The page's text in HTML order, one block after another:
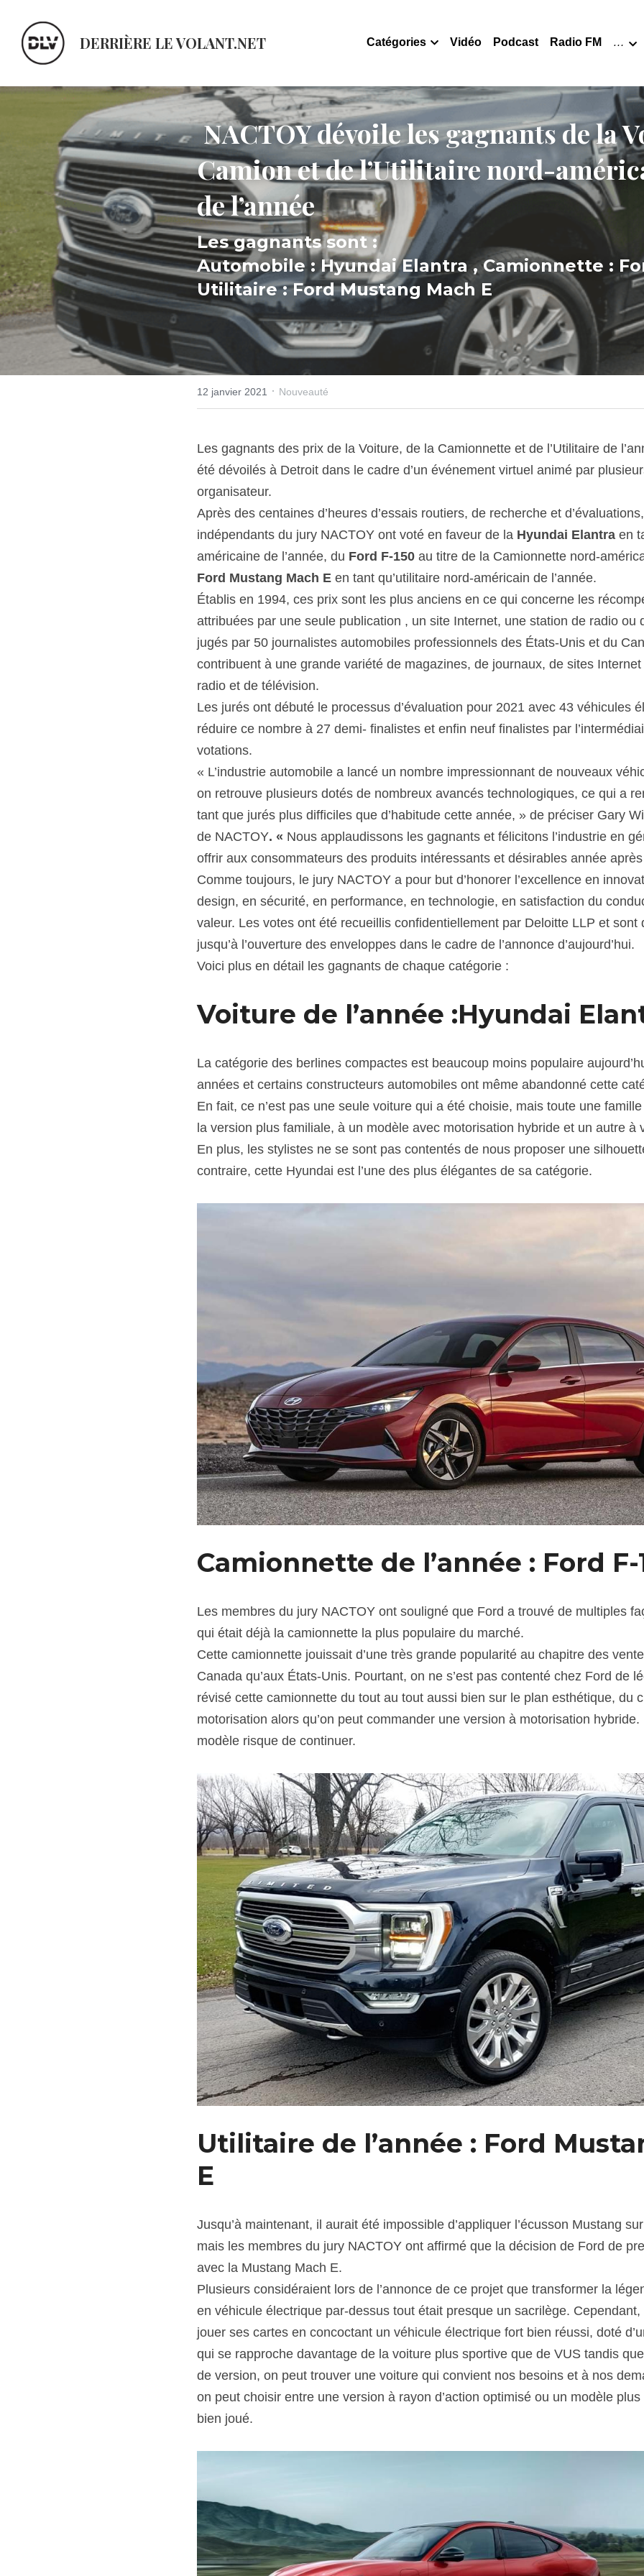
DERRIÈRE LE VOLANT.NET Catégories Vidéo Podcast Radio FM …
NACTOY dévoile les gagnants de la
Camion et de l’Utilitaire nord-
de l’année
Les gagnants sont :
Automobile : Hyundai Elantra , Camionnette :
Utilitaire : Ford Mustang Mach E
12 janvier 2021 · Nouveauté
Les gagnants des prix de la Voiture, de la Camionnette et de l’Utilitaire de
été dévoilés à Detroit dans le cadre d’un événement virtuel animé par
organisateur.
Après des centaines d’heures d’essais routiers, de recherche et
indépendants du jury NACTOY ont voté en faveur de la Hyundai Elantra en
américaine de l’année, du Ford F-150
Ford Mustang Mach E en tant qu’utilitaire nord-américain de l’année.
Établis en 1994, ces prix sont les plus anciens en ce qui concerne les
attribuées par une seule publication , un site Internet, une station de radio ou
jugés par 50 journalistes automobiles professionnels des États-Unis et du
contribuent à une grande variété de magazines, de journaux, de sites
radio et de télévision.
Les jurés ont débuté le processus d’évaluation pour 2021 avec 43 véhicules
réduire ce nombre à 27 demi- finalistes et enfin neuf finalistes par
votations.
« L’industrie automobile a lancé un nombre impressionnant de nouveaux
on retrouve plusieurs dotés de nombreux avancés technologiques, ce qui a
tant que jurés plus difficiles que d’habitude cette année, » de préciser Gary
de NACTOY. « Nous applaudissons les gagnants et félicitons l’industrie en
offrir aux consommateurs des produits intéressants et désirables année
Comme toujours, le jury NACTOY a pour but d’honorer l’excellence en
design, en sécurité, en performance, en technologie, en satisfaction du
valeur. Les votes ont été recueillis confidentiellement par Deloitte LLP et sont
jusqu’à l’ouverture des enveloppes dans le cadre de l’annonce d’aujourd’hui.
Voici plus en détail les gagnants de chaque catégorie :
Voiture de l’année :Hyundai
La catégorie des berlines compactes est beaucoup moins populaire
années et certains constructeurs automobiles ont même abandonné cette
En fait, ce n’est pas une seule voiture qui a été choisie, mais toute une
la version plus familiale, à un modèle avec motorisation hybride et un autre à
En plus, les stylistes ne se sont pas contentés de nous proposer une
contraire, cette Hyundai est l’une des plus élégantes de sa catégorie.
Camionnette de l’année : Ford F-
Les membres du jury NACTOY ont souligné que Ford a trouvé de multiples
qui était déjà la camionnette la plus populaire du marché.
Cette camionnette jouissait d’une très grande popularité au chapitre des
Canada qu’aux États-Unis. Pourtant, on ne s’est pas contenté chez Ford de
révisé cette camionnette du tout au tout aussi bien sur le plan esthétique, du
motorisation alors qu’on peut commander une version à motorisation
modèle risque de continuer.
Utilitaire de l’année : Ford
E
Jusqu’à maintenant, il aurait été impossible d’appliquer l’écusson Mustang
mais les membres du jury NACTOY ont affirmé que la décision de Ford de
avec la Mustang Mach E.
Plusieurs considéraient lors de l’annonce de ce projet que transformer la
en véhicule électrique par-dessus tout était presque un sacrilège.
jouer ses cartes en concoctant un véhicule électrique fort bien réussi, doté
qui se rapproche davantage de la voiture plus sportive que de VUS tandis
de version, on peut trouver une voiture qui convient nos besoins et à nos
on peut choisir entre une version à rayon d’action optimisé ou un modèle plus
bien joué.